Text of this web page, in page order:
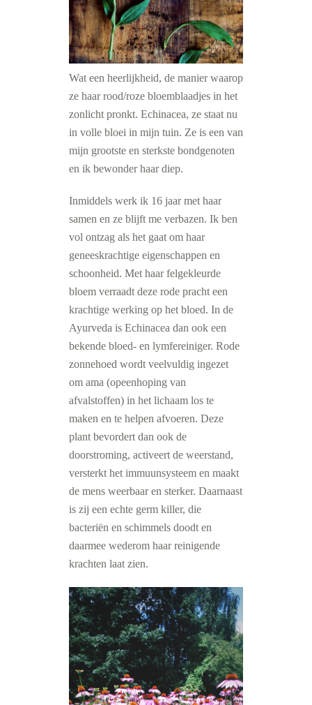
Wat een heerlijkheid, de manier waarop
ze haar rood/roze bloemblaadjes in het
zonlicht pronkt. Echinacea, ze staat nu
in volle bloei in mijn tuin. Ze is een van
mijn grootste en sterkste bondgenoten
en ik bewonder haar diep.
Inmiddels werk ik 16 jaar met haar
samen en ze blijft me verbazen. Ik ben
vol ontzag als het gaat om haar
geneeskrachtige eigenschappen en
schoonheid. Met haar felgekleurde
bloem verraadt deze rode pracht een
krachtige werking op het bloed. In de
Ayurveda is Echinacea dan ook een
bekende bloed- en lymfereiniger. Rode
zonnehoed wordt veelvuldig ingezet
om ama (opeenhoping van
afvalstoffen) in het lichaam los te
maken en te helpen afvoeren. Deze
plant bevordert dan ook de
doorstroming, activeert de weerstand,
versterkt het immuunsysteem en maakt
de mens weerbaar en sterker. Daarnaast
is zij een echte germ killer, die
bacteriën en schimmels doodt en
daarmee wederom haar reinigende
krachten laat zien.